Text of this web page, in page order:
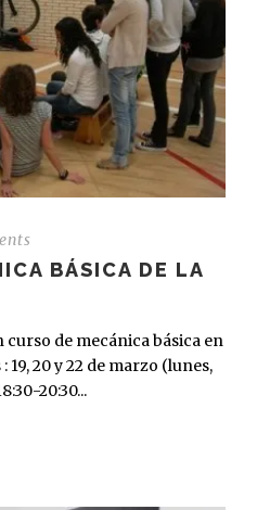
BÁSICA DE LA
de mecánica básica en
19, 20 y 22 de marzo (lunes,
20:30...